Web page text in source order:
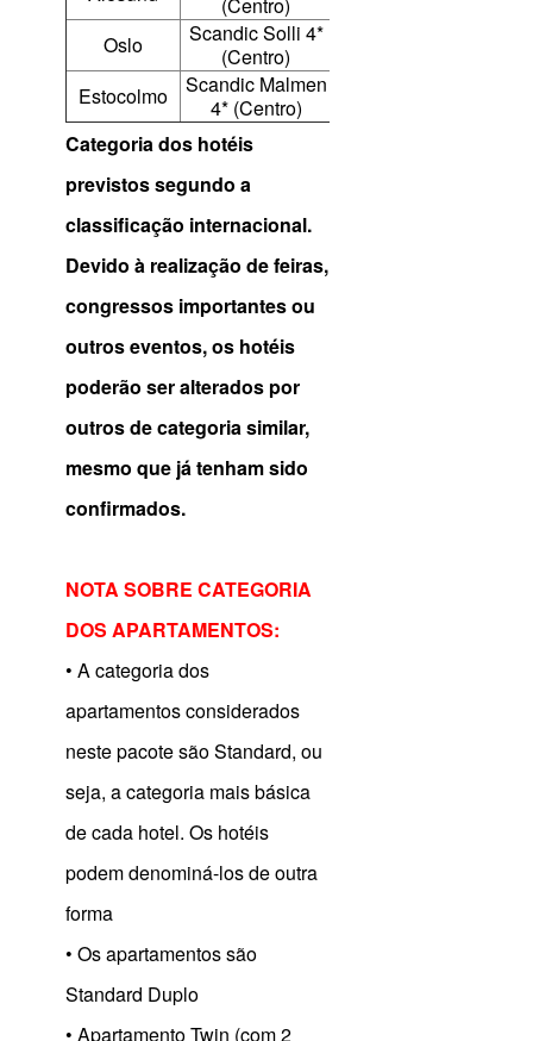
Oslo
Scandic Solli 4*
(Centro)
Estocolmo
Scandic Malmen
4* (Centro)
Categoria dos hotéis
previstos segundo a
classificação internacional.
Devido à realização de feiras,
congressos importantes ou
outros eventos, os hotéis
poderão ser alterados por
outros de categoria similar,
mesmo que já tenham sido
confirmados.
NOTA SOBRE CATEGORIA
DOS APARTAMENTOS:
• A categoria dos
apartamentos considerados
neste pacote são Standard, ou
seja, a categoria mais básica
de cada hotel. Os hotéis
podem denominá-los de outra
forma
• Os apartamentos são
Standard Duplo
• Apartamento Twin (com 2